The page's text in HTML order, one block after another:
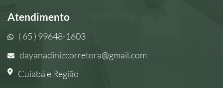
Atendimento
( 65 ) 99648-1603
dayanadinizcorretora@gmail.com
Cuiabá e Região